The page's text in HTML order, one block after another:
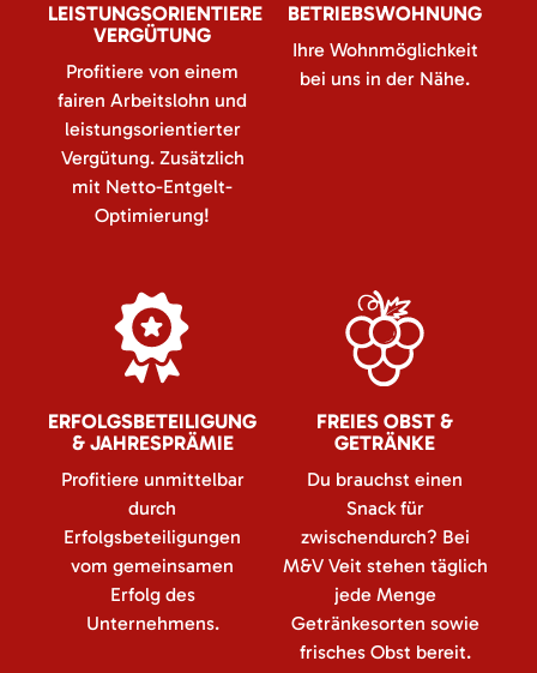
LEISTUNGSORIENTIERE
VERGÜTUNG
Profitiere von einem
fairen Arbeitslohn und
leistungsorientierter
Vergütung. Zusätzlich
mit Netto-Entgelt-
Optimierung!
BETRIEBSWOHNUNG
Ihre Wohnmöglichkeit
bei uns in der Nähe.
ERFOLGSBETEILIGUNG
& JAHRESPRÄMIE
Profitiere unmittelbar
durch
Erfolgsbeteiligungen
vom gemeinsamen
Erfolg des
Unternehmens.
FREIES OBST &
GETRÄNKE
Du brauchst einen
Snack für
zwischendurch? Bei
M&V Veit stehen täglich
jede Menge
Getränkesorten sowie
frisches Obst bereit.